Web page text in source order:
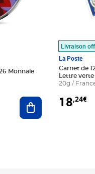
Monnaie
Ajouter au panier
Livraison
La Poste
Carnet de
Lettre verte
20g /
18,24€